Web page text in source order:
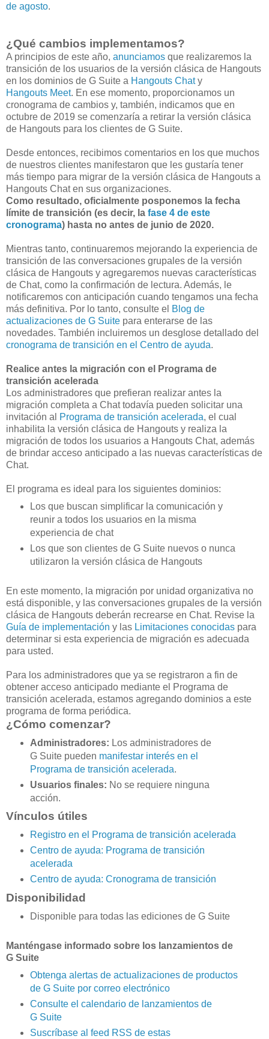
de agosto.
¿Qué cambios implementamos?
A principios de este año, anunciamos que realizaremos la
transición de los usuarios de la versión clásica de Hangouts
en los dominios de G Suite a Hangouts Chaty
Hangouts Meet. En ese momento, proporcionamos un
cronograma de cambios y, también, indicamos que en
octubre de 2019 se comenzaría a retirar la versión clásica
de Hangouts para los clientes de G Suite.
Desde entonces, recibimos comentarios en los que muchos
de nuestros clientes manifestaron que les gustaría tener
más tiempo para migrar de la versión clásica de Hangouts a
Hangouts Chat en sus organizaciones.
Como resultado, oficialmente posponemos la fecha
límite de transición (es decir, la fase 4 de este
cronograma) hasta no antes de junio de 2020.
Mientras tanto, continuaremos mejorando la experiencia de
transición de las conversaciones grupales de la versión
clásica de Hangouts y agregaremos nuevas características
de Chat, como la confirmación de lectura. Además, le
notificaremos con anticipación cuando tengamos una fecha
más definitiva. Por lo tanto, consulte el Blog de
actualizaciones de G Suite para enterarse de las
novedades. También incluiremos un desglose detallado del
cronograma de transición en el Centro de ayuda.
Realice antes la migración con el Programa de
transición acelerada
Los administradores que prefieran realizar antes la
migración completa a Chat todavía pueden solicitar una
invitación al
Programa de transición acelerada, el cual
inhabilita la versión clásica de Hangouts y realiza la
migración de todos los usuarios a Hangouts Chat, además
de brindar acceso anticipado a las nuevas características de
Chat.
El programa es ideal para los siguientes dominios:
Los que buscan simplificar la comunicación y
reunir a todos los usuarios en la misma
experiencia de chat
Los que son clientes de G Suite nuevos o nunca
utilizaron la versión clásica de Hangouts
En este momento, la migración por unidad organizativa no
está disponible, y las conversaciones grupales de la versión
clásica de Hangouts deberán recrearse en Chat. Revise la
Guía de implementación y las Limitaciones conocidas para
determinar si esta experiencia de migración es adecuada
para usted.
Para los administradores que ya se registraron a fin de
obtener acceso anticipado mediante el Programa de
transición acelerada, estamos agregando dominios a este
programa de forma periódica.
¿Cómo comenzar?
Administradores: Los administradores de
G Suite pueden manifestar interés en el
Programa de transición acelerada.
Usuarios finales: No se requiere ninguna
acción.
Vínculos útiles
Registro en el Programa de transición acelerada
Centro de ayuda: Programa de transición
acelerada
Centro de ayuda: Cronograma de transición
Disponibilidad
Disponible para todas las ediciones de G Suite
Manténgase informado sobre los lanzamientos de
G Suite
Obtenga alertas de actualizaciones de productos
de G Suite por correo electrónico
Consulte el calendario de lanzamientos de
G Suite
Suscríbase al feed RSS de estas